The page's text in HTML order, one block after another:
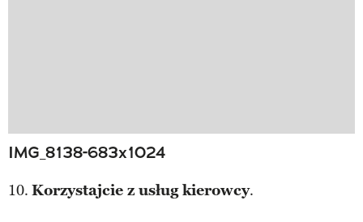
IMG_8138-683x1024
10. Korzystajcie z usług kierowcy.